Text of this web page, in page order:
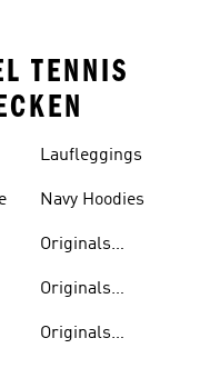
TENNIS
Laufleggings
Navy Hoodies
Originals
Originals
Originals